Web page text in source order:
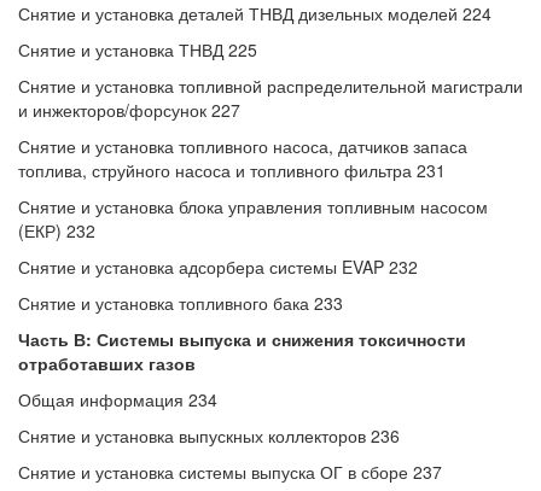
Снятие и установка деталей ТНВД дизельных моделей 224
Снятие и установка ТНВД 225
Снятие и установка топливной распределительной магистрали
и инжекторов/форсунок 227
Снятие и установка топливного насоса, датчиков запаса
топлива, струйного насоса и топливного фильтра 231
Снятие и установка блока управления топливным насосом
(ЕКР) 232
Снятие и установка адсорбера системы EVAP 232
Снятие и установка топливного бака 233
Часть В: Системы выпуска и снижения токсичности
отработавших газов
Общая информация 234
Снятие и установка выпускных коллекторов 236
Снятие и установка системы выпуска ОГ в сборе 237